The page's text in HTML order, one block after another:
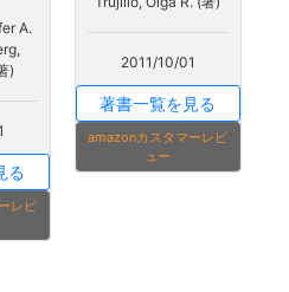
A.
)
る
レビ
2011/10/01
著書一覧を見る
amazonカスタマーレビ
ュー